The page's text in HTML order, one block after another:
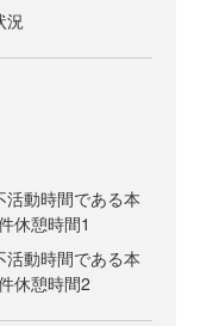
況
活動時間である本
休憩時間1
活動時間である本
休憩時間2